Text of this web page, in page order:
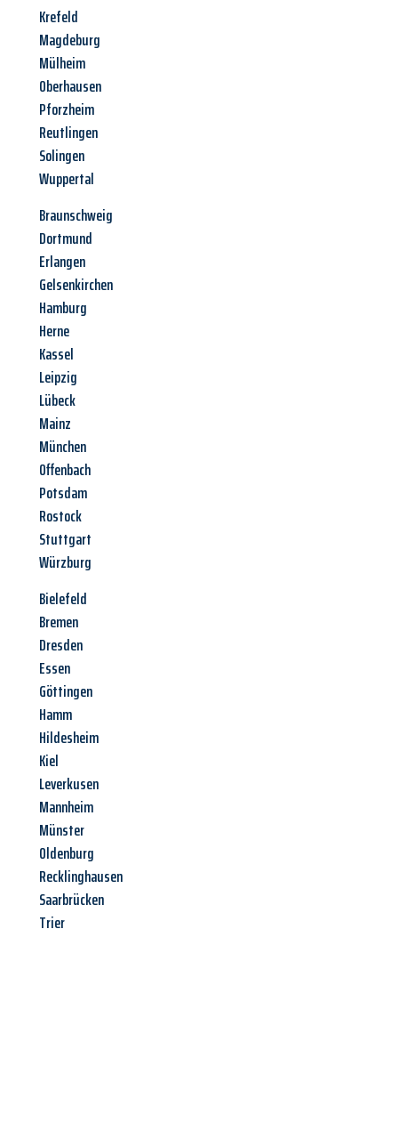
Krefeld
Magdeburg
Mülheim
Oberhausen
Pforzheim
Reutlingen
Solingen
Wuppertal
Braunschweig
Dortmund
Erlangen
Gelsenkirchen
Hamburg
Herne
Kassel
Leipzig
Lübeck
Mainz
München
Offenbach
Potsdam
Rostock
Stuttgart
Würzburg
Bielefeld
Bremen
Dresden
Essen
Göttingen
Hamm
Hildesheim
Kiel
Leverkusen
Mannheim
Münster
Oldenburg
Recklinghausen
Saarbrücken
Trier